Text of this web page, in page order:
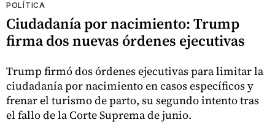
POLÍTICA
Ciudadanía por nacimiento: Trump
firma dos nuevas órdenes ejecutivas
Trump firmó dos órdenes ejecutivas para limitar la
ciudadanía por nacimiento en casos específicos y
frenar el turismo de parto, su segundo intento tras
el fallo de la Corte Suprema de junio.